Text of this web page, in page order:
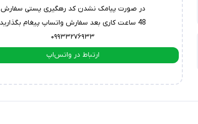
در صورت پیامک نشدن کد رهگیری پستی سفارش
48 ساعت کاری بعد سفارش واتساپ پیغام بگذارید
۰۹۹۳۳۲۷۶۹۳۳
ارتباط در واتس‌اپ